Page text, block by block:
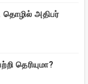
தொழில் அதிபர்
தெரியுமா?